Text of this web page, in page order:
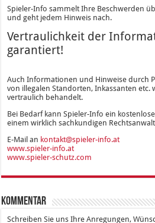
Spieler-Info sammelt Ihre Beschwerden
und geht jedem Hinweis nach.
Vertraulichkeit der
garantiert!
Auch Informationen und Hinweise durch
von illegalen Standorten, Inkassanten etc.
vertraulich behandelt.
Bei Bedarf kann Spieler-Info ein
einem wirklich sachkundigen
E-Mail an kontakt@spieler-info.at
www.spieler-info.at
www.spieler-schutz.com
Kommentar
Schreiben Sie uns Ihre Anregungen,